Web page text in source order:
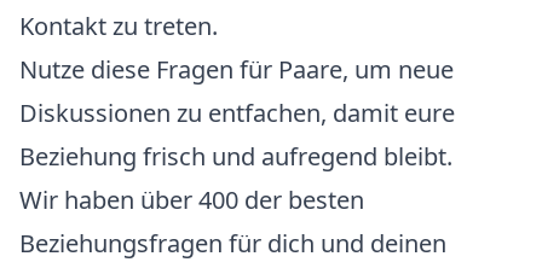
Kontakt zu treten.
Nutze diese Fragen für Paare, um neue
Diskussionen zu entfachen, damit eure
Beziehung frisch und aufregend bleibt.
Wir haben über 400 der besten
Beziehungsfragen für dich und deinen